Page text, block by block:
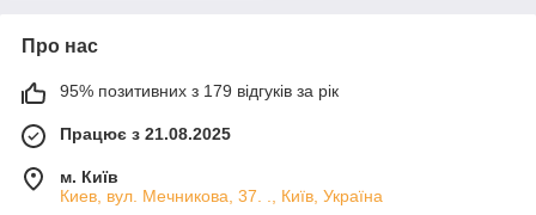
Про нас
95% позитивних з 179 відгуків за рік
Працює з 21.08.2025
м. Київ
Киев, вул. Мечникова, 37. ., Київ, Україна